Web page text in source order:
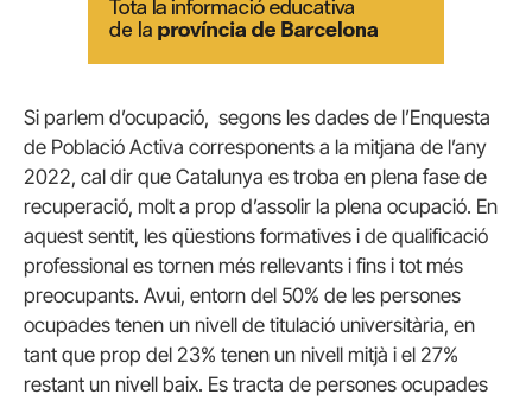
Si parlem d’ocupació, segons les dades de l’Enquesta
de Població Activa corresponents a la mitjana de l’any
2022, cal dir que Catalunya es troba en plena fase de
recuperació, molt a prop d’assolir la plena ocupació. En
aquest sentit, les qüestions formatives i de qualificació
professional es tornen més rellevants i fins i tot més
preocupants. Avui, entorn del 50% de les persones
ocupades tenen un nivell de titulació universitària, en
tant que prop del 23% tenen un nivell mitjà i el 27%
restant un nivell baix. Es tracta de persones ocupades